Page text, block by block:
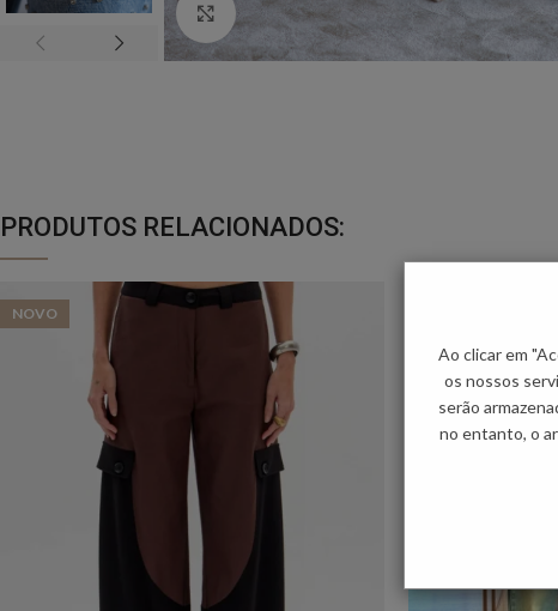
Click to enlarge
PRODUTOS RELACIONADOS:
NOVO
Ao clicar em
os nossos
serão
no entanto, o